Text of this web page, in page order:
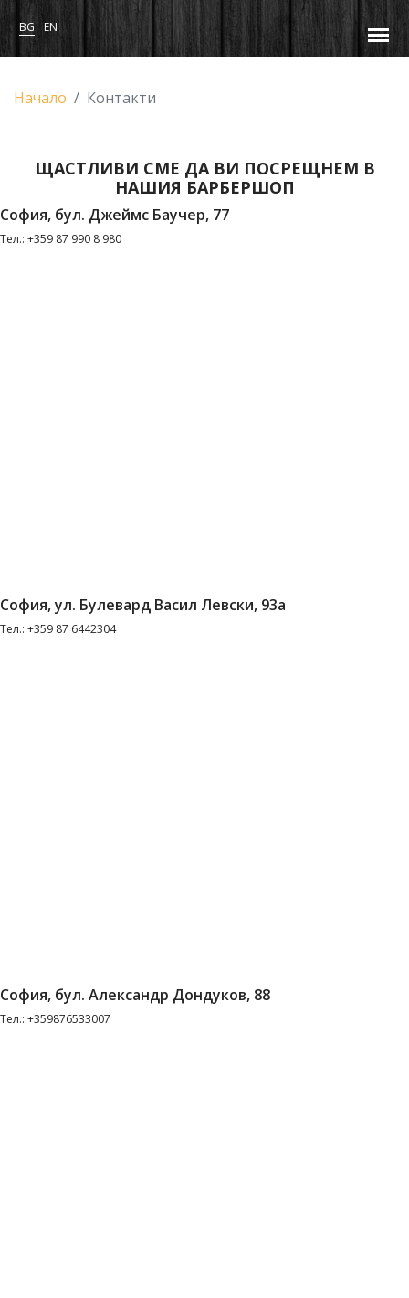
BG EN
Начало Контакти
ЩАСТЛИВИ СМЕ ДА ВИ ПОСРЕЩНЕМ В
НАШИЯ БАРБЕРШОП
София, бул. Джеймс Баучер, 77
Тел.: +359 87 990 8 980
София, ул. Булевард Васил Левски, 93а
Тел.: +359 87 6442304
София, бул. Александр Дондуков, 88
Тел.: +359876533007